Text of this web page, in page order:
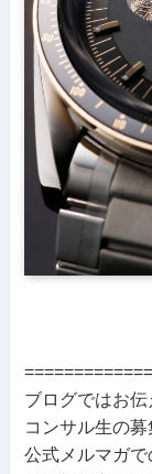
ブログではお伝
コンサル生の
公式メルマガで